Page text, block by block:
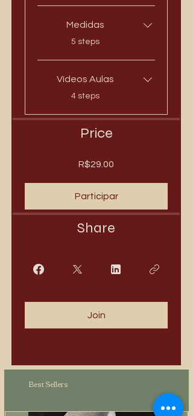
Medidas
.
5 steps
Vídeos Aulas
.
4 steps
Price
R$29.00
Participar
Share
Join
Best Sellers